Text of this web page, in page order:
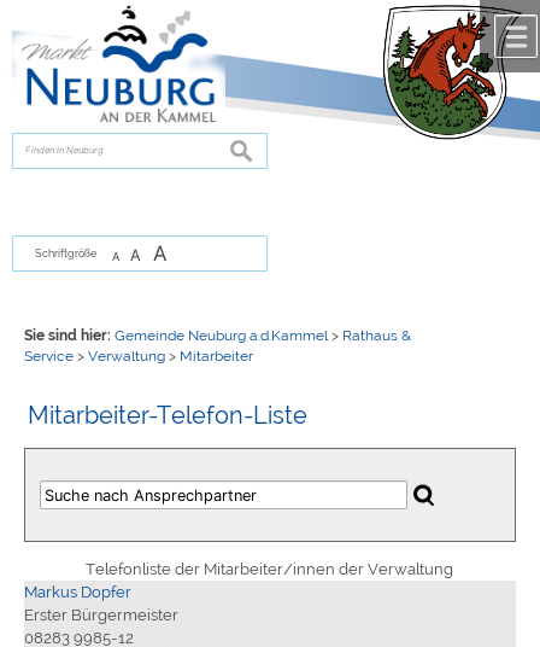
zur Navigationoder
springen.
suchen
Schriftgröße A A A
Sie sind hier: Gemeinde Neuburg a.d.Kammel > Rathaus &
Service> Verwaltung> Mitarbeiter
Mitarbeiter-Telefon-Liste
Telefonliste der Mitarbeiter/innen der Verwaltung
Markus Dopfer
Erster Bürgermeister
08283 9985-12